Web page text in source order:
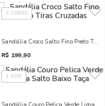
Metal
3 CORES
Sandália Croco Salto Fino Preto
R$ 199,90
1 COR